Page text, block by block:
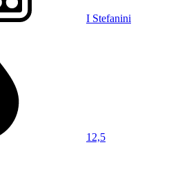
I Stefanini
12,5